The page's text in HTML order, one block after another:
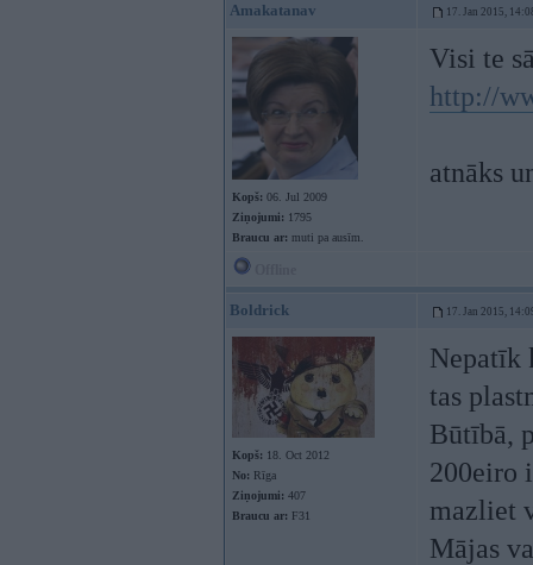
Amakatanav 17. Jan 2015,
Kopš: 06. Jul 2009
Ziņojumi: 1795
Braucu ar: muti pa ausīm.
Visi te
http://
atnāks
Boldrick 17. Jan 2015,
Kopš: 18. Oct 2012
No: Rīga
Ziņojumi: 407
Braucu ar: F31
Nepatīk
tas
Būtībā,
200eiro
mazliet
Mājas